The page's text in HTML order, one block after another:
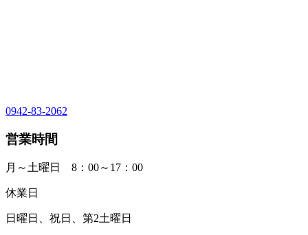
0942-83-2062
営業時間
月～土曜日 8：00～17：00
休業日
日曜日、祝日、第2土曜日